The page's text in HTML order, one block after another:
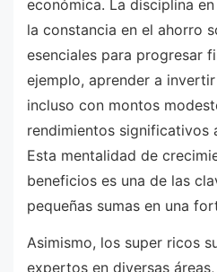
económica. La disciplina
la constancia en el ahorro
esenciales para progresar
ejemplo, aprender a
incluso con montos
rendimientos significativos
Esta mentalidad de
beneficios es una de las
pequeñas sumas en una
Asimismo, los super ricos
expertos en diversas